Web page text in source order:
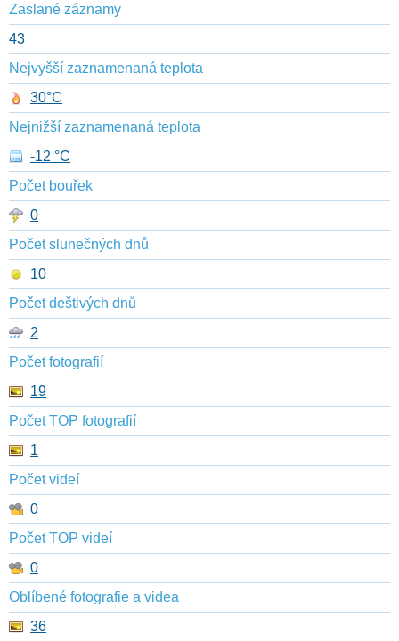
Zaslané záznamy
43
Nejvyšší zaznamenaná teplota
30°C
Nejnižší zaznamenaná teplota
-12 °C
Počet bouřek
0
Počet slunečných dnů
10
Počet deštivých dnů
2
Počet fotografií
19
Počet TOP fotografií
1
Počet videí
0
Počet TOP videí
0
Oblíbené fotografie a videa
36